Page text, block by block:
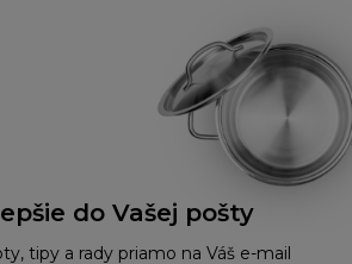
do Vašej pošty
tipy a rady priamo na Váš e-mail